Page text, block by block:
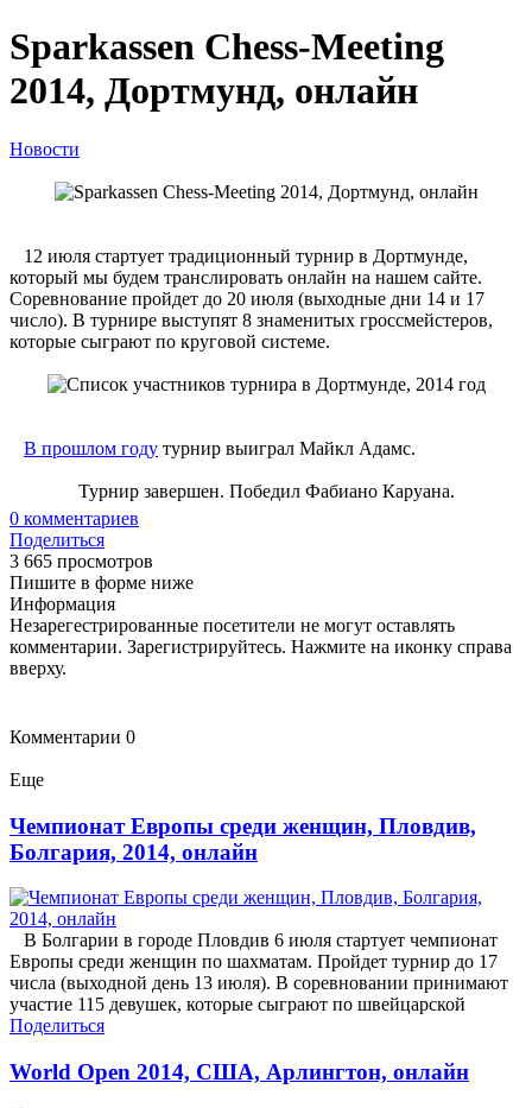
Sparkassen Chess-Meeting
2014, Дортмунд, онлайн
Новости
12 июля стартует традиционный турнир в Дортмунде,
который мы будем транслировать онлайн на нашем сайте.
Соревнование пройдет до 20 июля (выходные дни 14 и 17
число). В турнире выступят 8 знаменитых гроссмейстеров,
которые сыграют по круговой системе.
В прошлом году турнир выиграл Майкл Адамс.
Турнир завершен. Победил Фабиано Каруана.
0 комментариев
Поделиться
3 665 просмотров
Пишите в форме ниже
Информация
Незарегестрированные посетители не могут оставлять
комментарии. Зарегистрируйтесь. Нажмите на иконку справа
вверху.
Комментарии 0
Еще
Чемпионат Европы среди женщин, Пловдив,
Болгария, 2014, онлайн
В Болгарии в городе Пловдив 6 июля стартует чемпионат
Европы среди женщин по шахматам. Пройдет турнир до 17
числа (выходной день 13 июля). В соревновании принимают
участие 115 девушек, которые сыграют по швейцарской
Поделиться
World Open 2014, США, Арлингтон, онлайн